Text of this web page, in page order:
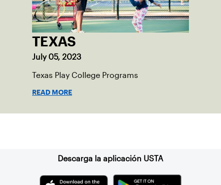
TEXAS
July 05, 2023
Texas Play College Programs
READ MORE
Descarga la aplicación USTA